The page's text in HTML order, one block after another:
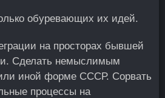
обуревающих их идей.
на просторах бывшей
Сделать немыслимым
иной форме СССР. Сорвать
процессы на